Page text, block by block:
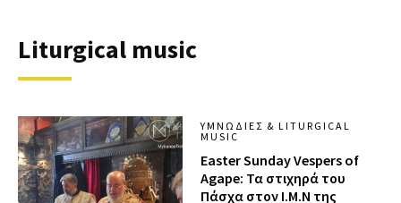
Liturgical music
ΥΜΝΩΔΊΕΣ & LITURGICAL
MUSIC
Easter Sunday Vespers of
Agape: Τα στιχηρά του
Πάσχα στον Ι.Μ.Ν της